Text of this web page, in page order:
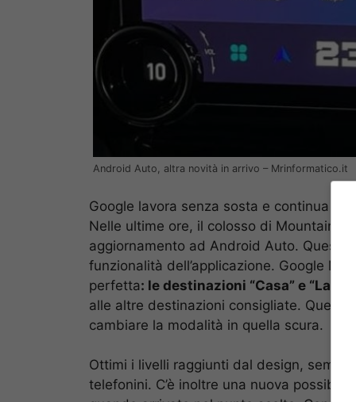
Android Auto, altra novità in arrivo – Mrinformatico.it
Google lavora senza sosta e continua a
Nelle ultime ore, il colosso di Mountain
aggiornamento ad Android Auto. Queste
funzionalità dell’applicazione. Google
perfetta: le destinazioni “Casa” e
alle altre destinazioni consigliate.
cambiare la modalità in quella scura.
Ottimi i livelli raggiunti dal design,
telefonini. C’è inoltre una nuova